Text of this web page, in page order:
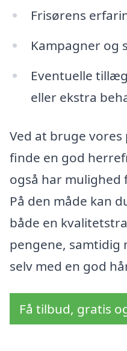
Frisørens
Kampagner og
Eventuelle
eller ekstra
Ved at bruge
finde en god
også har
På den måde kan
både en
pengene,
selv med en god
Få tilbud, gratis